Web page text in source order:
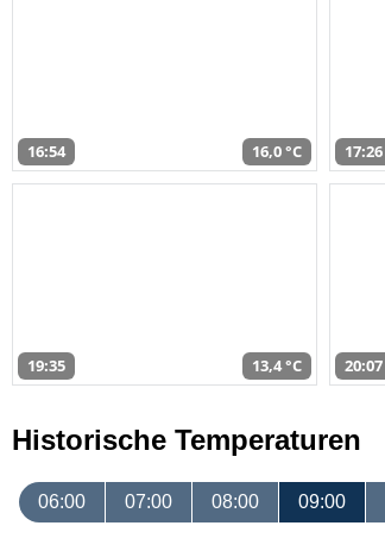
16:54 16,0 °C 17:26
19:35 13,4 °C 20:07
Historische Temperaturen
06:00 07:00 08:00 09:00